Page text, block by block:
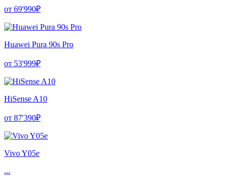
от 69'990₽
Huawei Pura 90s Pro
от 53'999₽
HiSense A10
от 87'390₽
Vivo Y05e
...